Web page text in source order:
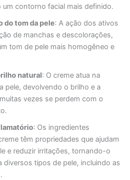
contorno facial mais definido.
do tom da pele: A ação dos ativos
de manchas e descolorações,
tom de pele mais homogêneo e
natural: O creme atua na
pele, devolvendo o brilho e a
vezes se perdem com o
: Os ingredientes
têm propriedades que ajudam
e reduzir irritações, tornando-o
diversos tipos de pele, incluindo as